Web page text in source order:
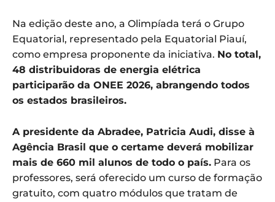
Na edição deste ano, a Olimpíada terá o Grupo
Equatorial, representado pela Equatorial Piauí,
como empresa proponente da iniciativa. No total,
48 distribuidoras de energia elétrica
participarão da ONEE 2026, abrangendo todos
os estados brasileiros.
A presidente da Abradee, Patricia Audi, disse à
Agência Brasil que o certame deverá mobilizar
mais de 660 mil alunos de todo o país. Para os
professores, será oferecido um curso de formação
gratuito, com quatro módulos que tratam de